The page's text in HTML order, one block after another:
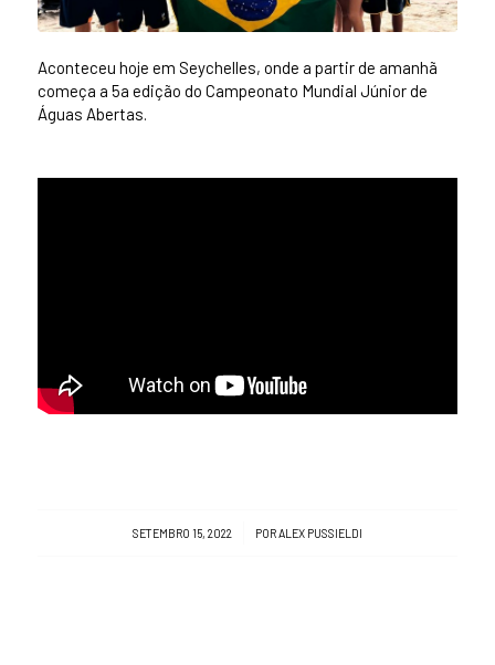
Aconteceu hoje em Seychelles, onde a partir de amanhã
começa a 5a edição do Campeonato Mundial Júnior de
Águas Abertas.
SETEMBRO 15, 2022
/ PORALEX PUSSIELDI